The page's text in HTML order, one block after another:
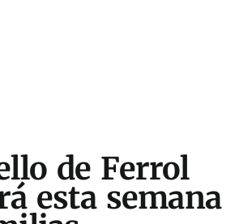
de Ferrol
esta semana